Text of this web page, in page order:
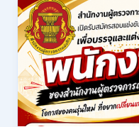
17
–
21
สิงหาคม
2569
เชียงใหม่
เปิด
รับ
สมัคร
คัด
เลือก
บุคคล
เพื่อ